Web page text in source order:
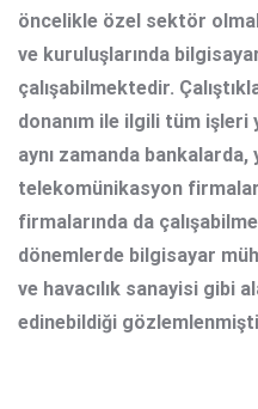
öncelikle özel sektör
ve kuruluşlarında
çalışabilmektedir.
donanım ile ilgili tüm
aynı zamanda bankalarda,
telekomünikasyon
firmalarında da
dönemlerde bilgisayar
ve havacılık sanayisi gibi
edinebildiği